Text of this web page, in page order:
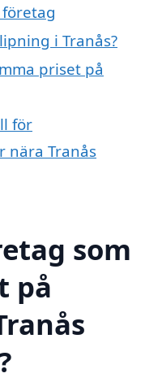
i Tranås?
priset på
för
nära Tranås
som
på